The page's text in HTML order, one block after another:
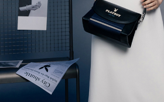
時審查核予不同之上限額度；若仍有額度不足之
請求用戶進行身份認證。
５．嚴禁一人註冊多個帳號或使用他人資訊註冊
恩沛科技股份有限公司將有權停止該用戶之使用
宅配_離島
每筆NT$100